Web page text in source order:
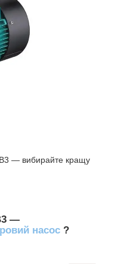
— вибирайте кращу
—
насос ?